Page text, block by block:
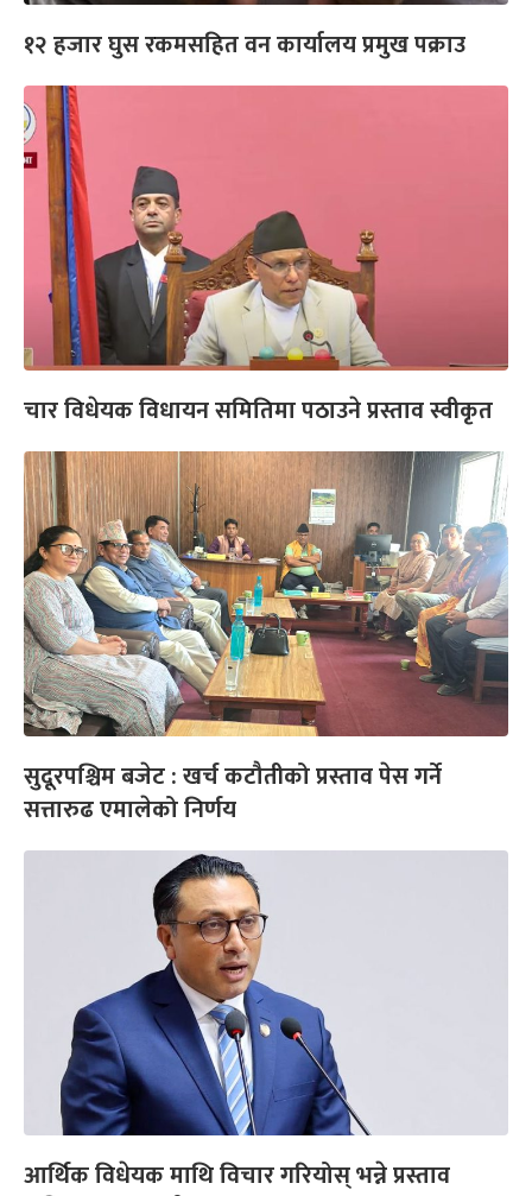
१२ हजार घुस रकमसहित वन कार्यालय प्रमुख पक्राउ
चार विधेयक विधायन समितिमा पठाउने प्रस्ताव स्वीकृत
सुदूरपश्चिम बजेट : खर्च कटौतीको प्रस्ताव पेस गर्ने
सत्तारुढ एमालेको निर्णय
आर्थिक विधेयक माथि विचार गरियोस् भन्ने प्रस्ताव